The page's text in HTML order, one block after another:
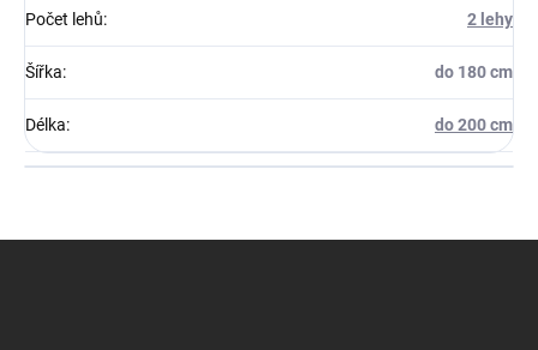
Počet lehů: 2 lehy
Šířka: do 180 cm
Délka: do 200 cm